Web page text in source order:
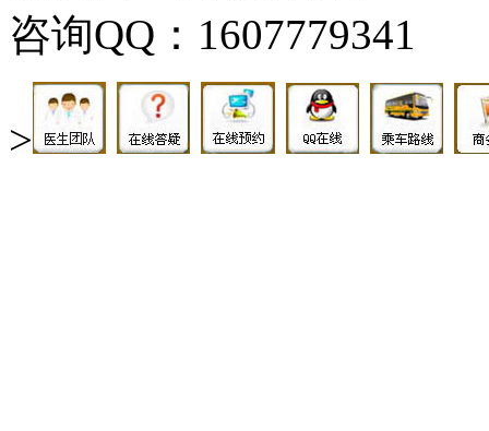
咨询QQ：1607779341
>